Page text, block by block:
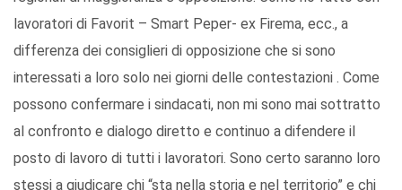
lavoratori di Favorit – Smart Peper- ex Firema, ecc., a
differenza dei consiglieri di opposizione che si sono
interessati a loro solo nei giorni delle contestazioni . Come
possono confermare i sindacati, non mi sono mai sottratto
al confronto e dialogo diretto e continuo a difendere il
posto di lavoro di tutti i lavoratori. Sono certo saranno loro
stessi a giudicare chi “sta nella storia e nel territorio” e chi